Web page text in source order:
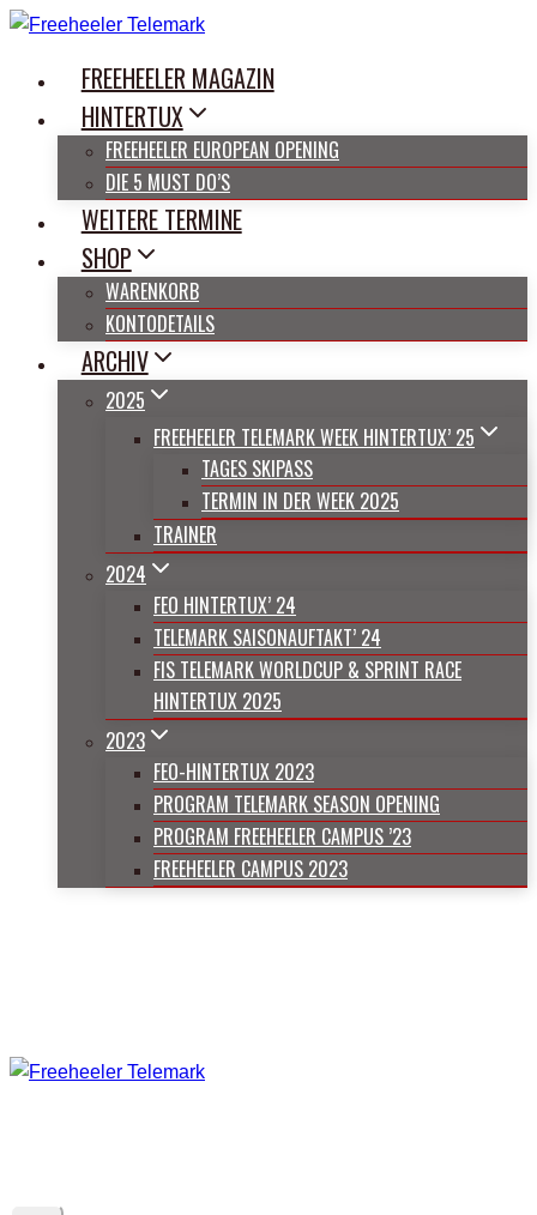
Zum
springen FREEHEELER MAGAZIN
HINTERTUX
FREEHEELER EUROPEAN OPENING
DIE 5 MUST DO’S
WEITERE TERMINE
SHOP
WARENKORB
KONTODETAILS
ARCHIV
2025
FREEHEELER TELEMARK WEEK HINTERTUX’ 25
TAGES SKIPASS
TERMIN IN DER WEEK 2025
TRAINER
2024
FEO HINTERTUX’ 24
TELEMARK SAISONAUFTAKT’ 24
FIS TELEMARK WORLDCUP & SPRINT RACE
HINTERTUX 2025
2023
FEO-HINTERTUX 2023
PROGRAM TELEMARK SEASON OPENING
PROGRAM FREEHEELER CAMPUS ’23
FREEHEELER CAMPUS 2023